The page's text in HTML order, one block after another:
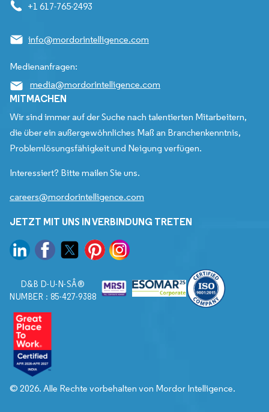
+1 617-765-2493
info@mordorintelligence.com
Medienanfragen:
media@mordorintelligence.com
MITMACHEN
Wir sind immer auf der Suche nach talentierten Mitarbeitern,
die über ein außergewöhnliches Maß an Branchenkenntnis,
Problemlösungsfähigkeit und Neigung verfügen.
Interessiert? Bitte mailen Sie uns.
careers@mordorintelligence.com
JETZT MIT UNS IN VERBINDUNG TRETEN
D&B D-U-N-SÂ®
NUMBER : 85-427-9388
© 2026. Alle Rechte vorbehalten von Mordor Intelligence.